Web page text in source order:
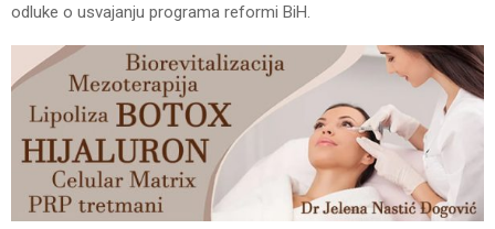
odluke o usvajanju programa reformi BiH.